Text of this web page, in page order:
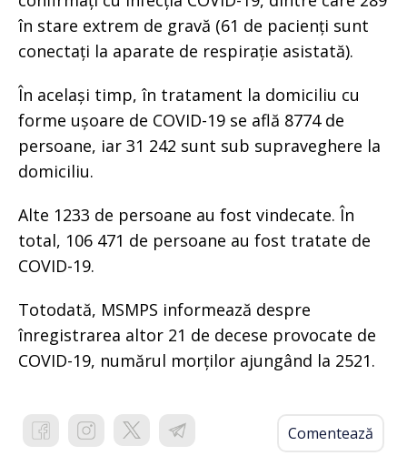
în stare extrem de gravă (61 de pacienți sunt
conectați la aparate de respirație asistată).
În același timp, în tratament la domiciliu cu
forme ușoare de COVID-19 se află 8774 de
persoane, iar 31 242 sunt sub supraveghere la
domiciliu.
Alte 1233 de persoane au fost vindecate. În
total, 106 471 de persoane au fost tratate de
COVID-19.
Totodată, MSMPS informează despre
înregistrarea altor 21 de decese provocate de
COVID-19, numărul morților ajungând la 2521.
Comentează